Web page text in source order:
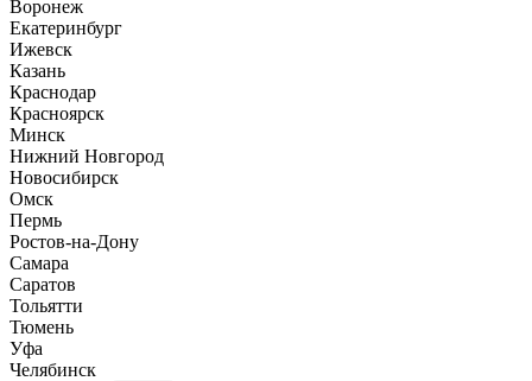
Воронеж
Екатеринбург
Ижевск
Казань
Краснодар
Красноярск
Минск
Нижний Новгород
Новосибирск
Омск
Пермь
Ростов-на-Дону
Самара
Саратов
Тольятти
Тюмень
Уфа
Челябинск